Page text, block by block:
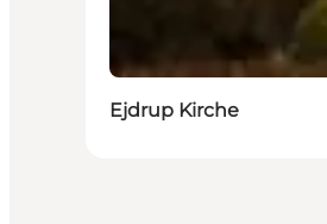
Ejdrup Kirche